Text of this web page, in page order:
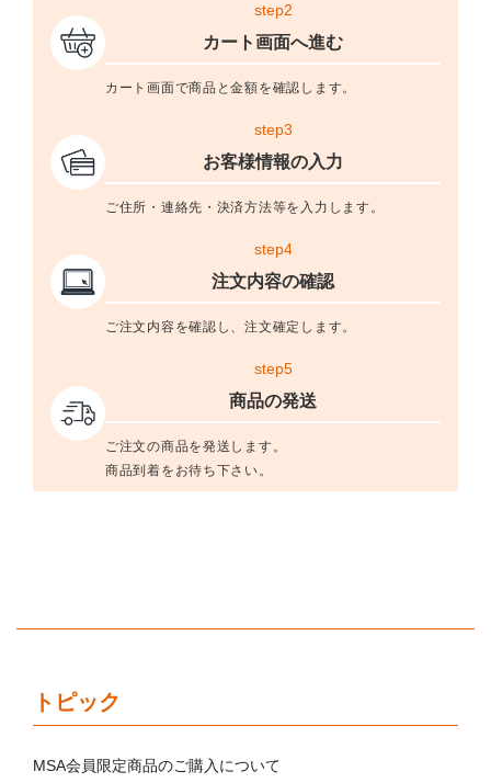
step2
カート画面へ進む
カート画面で商品と金額を確認します。
step3
お客様情報の入力
ご住所・連絡先・決済方法等を入力します。
step4
注文内容の確認
ご注文内容を確認し、注文確定します。
step5
商品の発送
ご注文の商品を発送します。
商品到着をお待ち下さい。
トピック
MSA会員限定商品のご購入について